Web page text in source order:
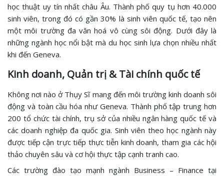
học thuật uy tín nhất châu Âu. Thành phố quy tụ hơn 40.000
sinh viên, trong đó có gần 30% là sinh viên quốc tế, tạo nên
một môi trường đa văn hoá vô cùng sôi động. Dưới đây là
những ngành học nổi bật mà du học sinh lựa chọn nhiều nhất
khi đến Geneva.
Kinh doanh, Quản trị & Tài chính quốc tế
Không nơi nào ở Thụy Sĩ mang đến môi trường kinh doanh sôi
động và toàn cầu hóa như Geneva. Thành phố tập trung hơn
200 tổ chức tài chính, trụ sở của nhiều ngân hàng quốc tế và
các doanh nghiệp đa quốc gia. Sinh viên theo học ngành này
được tiếp cận trực tiếp thực tiễn kinh doanh, tham gia các hội
thảo chuyên sâu và cơ hội thực tập cạnh tranh cao.
Các trường đào tạo mạnh ngành Business – Finance tại